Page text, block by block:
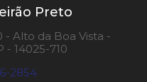
Preto
Alto da Boa Vista -
- 14025-710
2854